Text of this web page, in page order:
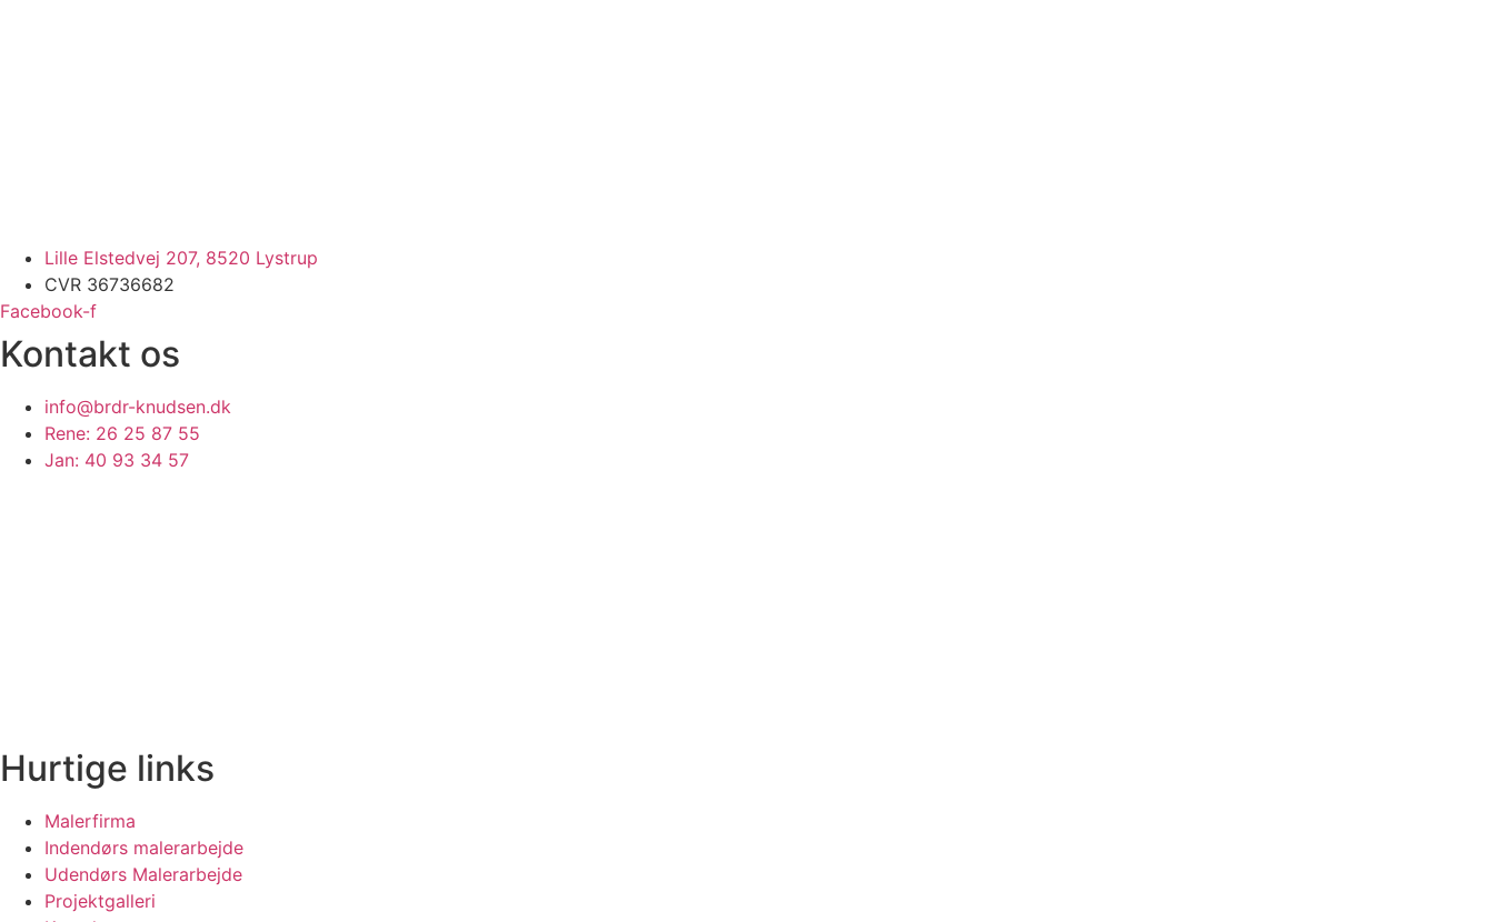
Lille Elstedvej 207, 8520 Lystrup
CVR 36736682
Facebook-f
Kontakt os
info@brdr-knudsen.dk
Rene: 26 25 87 55
Jan: 40 93 34 57
Hurtige links
Malerfirma
Indendørs malerarbejde
Udendørs Malerarbejde
Projektgalleri